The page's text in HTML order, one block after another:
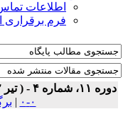
اطلاعات تماس
فرم برقراری
شماره ۴ - ( تیر ۱۳۹۲ )
|